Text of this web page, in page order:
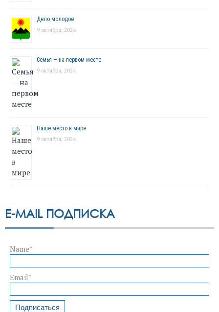
Дело молодое
9 октября, 2024
Семья — на первом месте
9 октября, 2024
Наше место в мире
9 октября, 2024
E-MAIL ПОДПИСКА
Name*
Email*